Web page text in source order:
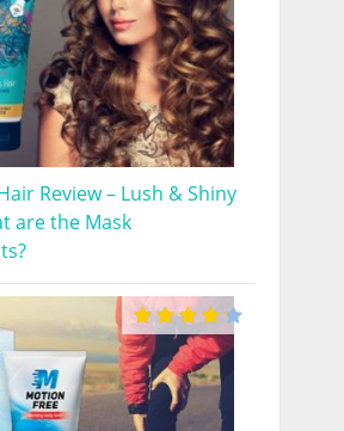
Review – Lush & Shiny
are the Mask